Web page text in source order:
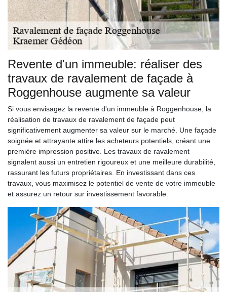
Revente d'un immeuble: réaliser des
travaux de ravalement de façade à
Roggenhouse augmente sa valeur
Si vous envisagez la revente d'un immeuble à Roggenhouse, la
réalisation de travaux de ravalement de façade peut
significativement augmenter sa valeur sur le marché. Une façade
soignée et attrayante attire les acheteurs potentiels, créant une
première impression positive. Les travaux de ravalement
signalent aussi un entretien rigoureux et une meilleure durabilité,
rassurant les futurs propriétaires. En investissant dans ces
travaux, vous maximisez le potentiel de vente de votre immeuble
et assurez un retour sur investissement favorable.